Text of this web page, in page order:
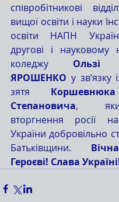
співробітникові
вищої освіти і науки
освіти НАПН
другові і науковому
коледжу Ользі
ЯРОШЕНКО у зв’язку
зятя
Степановича,
вторгнення росії
України добровільно
Батьківщини.
Героєві! Слава